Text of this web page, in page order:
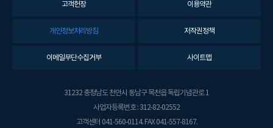
고객헌장 이용약관
개인정보처리방침 저작권정책
이메일무단수집거부 사이트맵
31232 충청남도 천안시 동남구 목천읍 독립기념관로 1
사업자등록번호 : 312-82-02552
고객센터 041-560-0114. FAX 041-557-8167.